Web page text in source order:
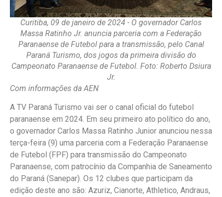
Curitiba, 09 de janeiro de 2024 - O governador Carlos
Massa Ratinho Jr. anuncia parceria com a Federação
Paranaense de Futebol para a transmissão, pelo Canal
Paraná Turismo, dos jogos da primeira divisão do
Campeonato Paranaense de Futebol. Foto: Roberto Dsiura
Jr.
Com informações da AEN
A TV Paraná Turismo vai ser o canal oficial do futebol
paranaense em 2024. Em seu primeiro ato político do ano,
o governador Carlos Massa Ratinho Junior anunciou nessa
terça-feira (9) uma parceria com a Federação Paranaense
de Futebol (FPF) para transmissão do Campeonato
Paranaense, com patrocínio da Companhia de Saneamento
do Paraná (Sanepar). Os 12 clubes que participam da
edição deste ano são: Azuriz, Cianorte, Athletico, Andraus,